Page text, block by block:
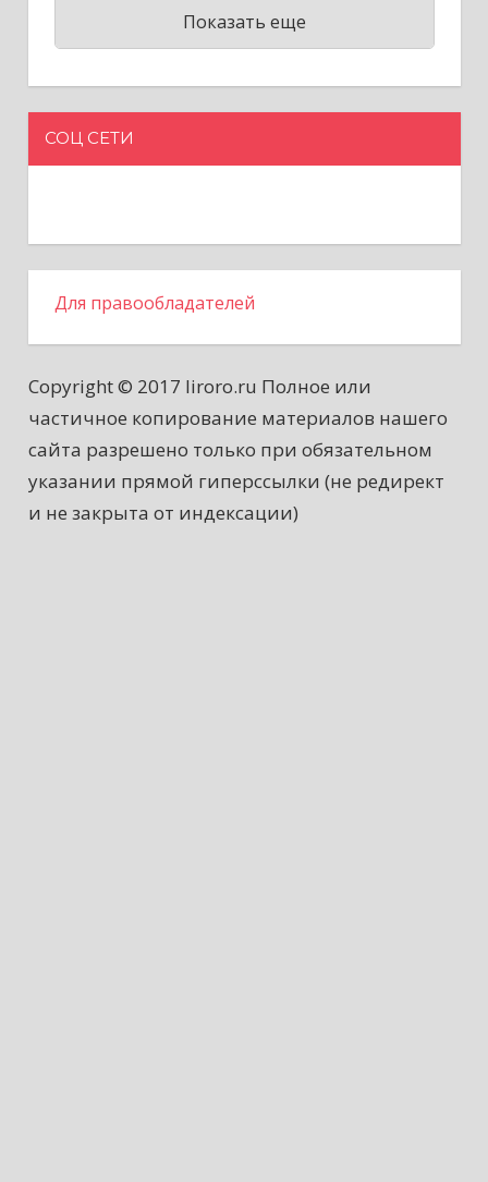
Показать еще
СОЦ СЕТИ
Для правообладателей
Copyright © 2017 liroro.ru Полное или
частичное копирование материалов нашего
сайта разрешено только при обязательном
указании прямой гиперссылки (не редирект
и не закрыта от индексации)